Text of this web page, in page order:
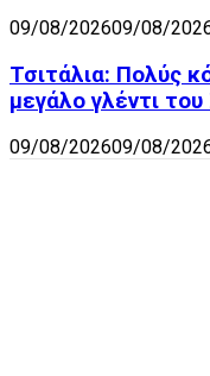
09/08/202609/08/
Τσιτάλια: Πολύς
μεγάλο γλέντι
09/08/202609/08/